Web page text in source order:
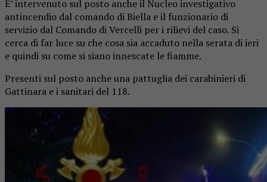
E’ intervenuto sul posto anche il Nucleo investigativo
antincendio dal comando di Biella e il funzionario di
servizio dal Comando di Vercelli per i rilievi del caso. Si
cerca di far luce su che cosa sia accaduto nella serata di ieri
e quindi su come si siano innescate le fiamme.
Presenti sul posto anche una pattuglia dei carabinieri di
Gattinara e i sanitari del 118.